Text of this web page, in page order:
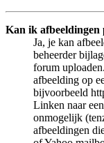
Kan ik afbeeldingen
Ja, je kan
beheerder
forum
afbeelding op
bijvoorbeeld
Linken naar
onmogelijk
afbeeldingen